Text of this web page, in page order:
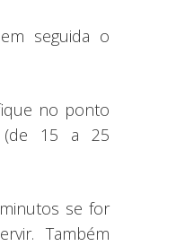
seguida o
no ponto
(de 15 a 25
se for
Também